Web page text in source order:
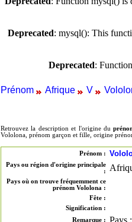
Deprecated: mysql(): This
Deprecated:
Prénom
Afrique V
Retrouvez la description et l'origine du
Vololona, prénom garçon et fille, origine
Prénom :
Pays ou région d'origine principale
:
Pays où on trouve fréquemment ce
prénom Vololona :
Fête :
Signification :
Remarque :
Pays